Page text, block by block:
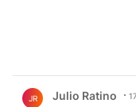
JR Julio Ratino